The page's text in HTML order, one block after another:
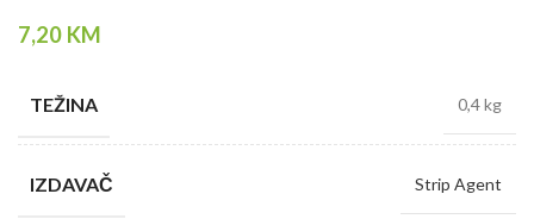
7,20 KM
TEŽINA 0,4 kg
IZDAVAČ Strip Agent